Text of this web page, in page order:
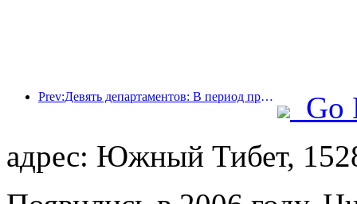
Prev:Девять департаментов: В период празднования Весеннего фестиваля сетевые отели и бутик-отели будут предлагать льготные условия.
Go
адрес: Южный Тибет,